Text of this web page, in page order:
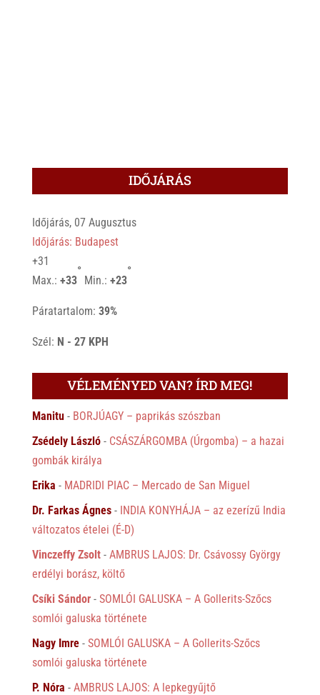
IDŐJÁRÁS
Időjárás, 07 Augusztus
Időjárás: Budapest
+31
Max.: +33
°
Min.: +23
°
Páratartalom: 39%
Szél: N - 27 KPH
VÉLEMÉNYED VAN? ÍRD MEG!
Manitu- BORJÚAGY – paprikás szószban
Zsédely László- CSÁSZÁRGOMBA (Úrgomba) – a hazai
gombák királya
Erika - MADRIDI PIAC – Mercado de San Miguel
Dr. Farkas Ágnes- INDIA KONYHÁJA – az ezerízű India
változatos ételei (É-D)
Vinczeffy Zsolt- AMBRUS LAJOS: Dr. Csávossy György
erdélyi borász, költő
Csíki Sándor- SOMLÓI GALUSKA – A Gollerits-Szőcs
somlói galuska története
Nagy Imre- SOMLÓI GALUSKA – A Gollerits-Szőcs
somlói galuska története
P. Nóra - AMBRUS LAJOS: A lepkegyűjtő